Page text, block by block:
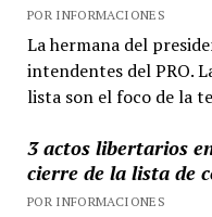
POR INFORMACIONES
La hermana del
intendentes del PRO.
lista son el foco de la
3 actos libertarios
cierre de la lista de
POR INFORMACIONES